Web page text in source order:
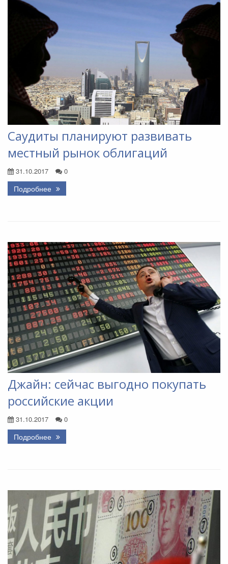
Саудиты планируют развивать
местный рынок облигаций
31.10.2017 0
Подробнее
Джайн: сейчас выгодно покупать
российские акции
31.10.2017 0
Подробнее